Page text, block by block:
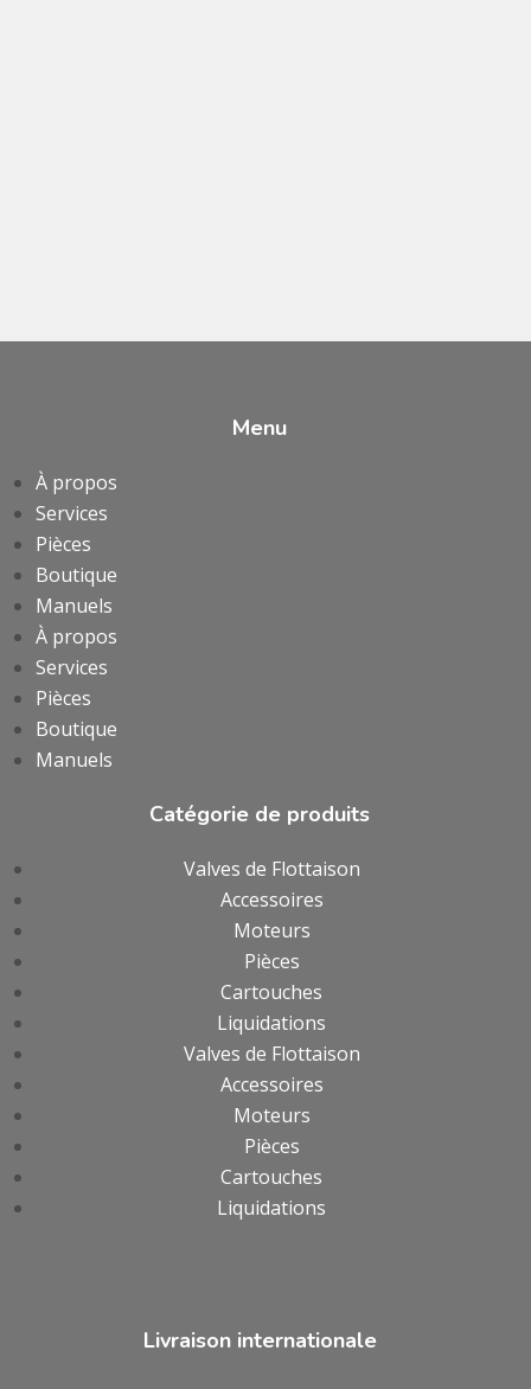
Menu
À propos
Services
Pièces
Boutique
Manuels
À propos
Services
Pièces
Boutique
Manuels
Catégorie de produits
Valves de Flottaison
Accessoires
Moteurs
Pièces
Cartouches
Liquidations
Valves de Flottaison
Accessoires
Moteurs
Pièces
Cartouches
Liquidations
Livraison internationale